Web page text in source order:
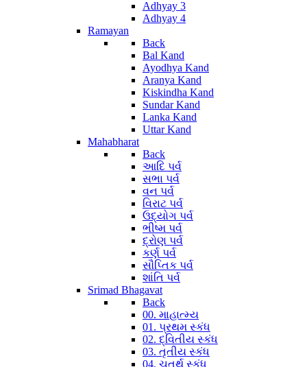
Adhyay 3
Adhyay 4
Ramayan
Back
Bal Kand
Ayodhya Kand
Aranya Kand
Kiskindha Kand
Sundar Kand
Lanka Kand
Uttar Kand
Mahabharat
Back
આદિ પર્વ
સભા પર્વ
વન પર્વ
વિરાટ પર્વ
ઉદ્યોગ પર્વ
ભીષ્મ પર્વ
દ્રોણ પર્વ
કર્ણ પર્વ
સૌપ્તિક પર્વ
શાંતિ પર્વ
Srimad Bhagavat
Back
00. માહાત્મ્ય
01. પ્રથમ સ્કંધ
02. દ્વિતીય સ્કંધ
03. તૃતીય સ્કંધ
04. ચતુર્થ સ્કંધ